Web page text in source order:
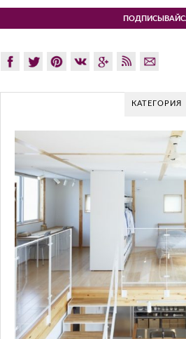
КАТЕГОРИЯ